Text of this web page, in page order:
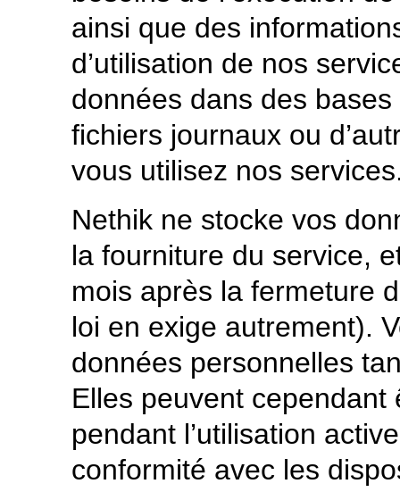
ainsi que des
d’utilisation de nos
données dans des
fichiers journaux ou
vous utilisez nos
Nethik ne stocke vos
la fourniture du service,
mois après la fermeture
loi en exige autrement).
données personnelles
Elles peuvent
pendant l’utilisation
conformité avec les